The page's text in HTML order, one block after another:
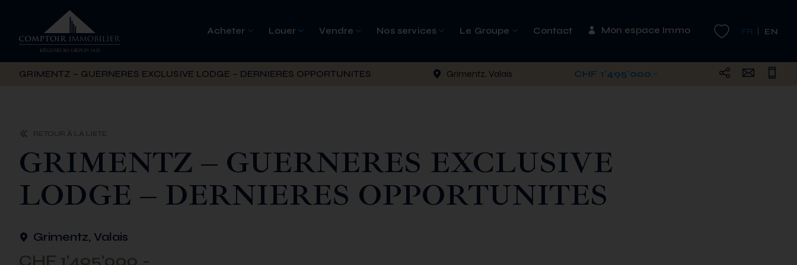
Acheter Louer Vendre Nos services Le Groupe Contact Mon espace Immo FR EN
GRIMENTZ – GUERNERES EXCLUSIVE LODGE – DERNIERES OPPORTUNITES Grimentz, Valais CHF 1'495'000.-
RETOUR À LA LISTE
GRIMENTZ – GUERNERES EXCLUSIVE
LODGE – DERNIERES OPPORTUNITES
Grimentz, Valais
CHF 1'495'000.-